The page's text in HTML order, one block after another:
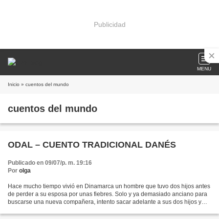
Publicidad
MENU
Inicio » cuentos del mundo
cuentos del mundo
ODAL – CUENTO TRADICIONAL DANÉS
Publicado en 09/07/p. m. 19:16
Por olga
Hace mucho tiempo vivió en Dinamarca un hombre que tuvo dos hijos antes
de perder a su esposa por unas fiebres. Solo y ya demasiado anciano para
buscarse una nueva compañera, intento sacar adelante a sus dos hijos y